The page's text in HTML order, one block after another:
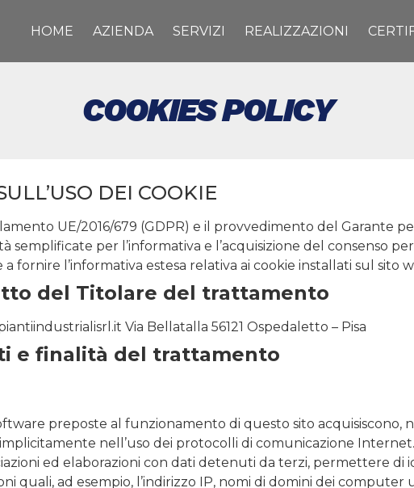
HOME AZIENDA SERVIZI REALIZZAZIONI
COOKIES POLICY
DEI COOKIE
UE/2016/679 (GDPR) e il provvedimento del Garante
per l’informativa e l’acquisizione del consenso per
fornire l’informativa estesa relativa ai cookie installati sul sito
del Titolare del trattamento
Via Bellatalla 56121 Ospedaletto – Pisa
e finalità del trattamento
preposte al funzionamento di questo sito acquisiscono,
nell’uso dei protocolli di comunicazione
ed elaborazioni con dati detenuti da terzi, permettere di
quali, ad esempio, l’indirizzo IP, nomi di domini dei